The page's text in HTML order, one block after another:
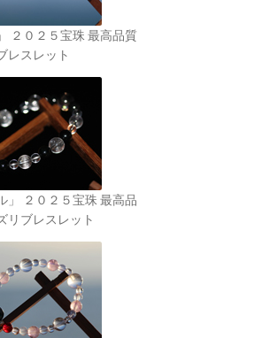
２０２５宝珠 最高品質
レスレット
」 ２０２５宝珠 最高品
リブレスレット